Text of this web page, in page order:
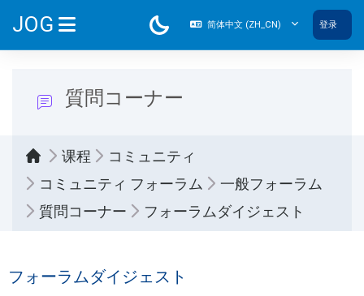
JOG 简体中文 ‎(ZH_CN)‎ 登录
質問コーナー
课程
コミュニティ
コミュニティ フォーラム
一般フォーラム
質問コーナー
フォーラムダイジェスト
フォーラムダイジェスト